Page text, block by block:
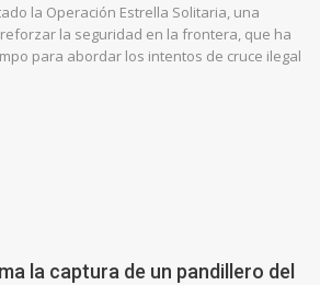
la Operación Estrella Solitaria, una
la seguridad en la frontera, que ha
para abordar los intentos de cruce ilegal
la captura de un pandillero del